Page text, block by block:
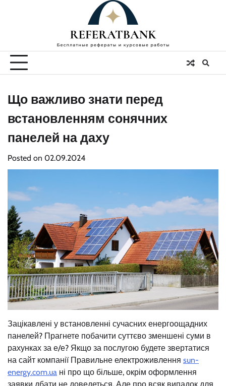
Що важливо знати перед
встановленням сонячних
панелей на даху
Posted on 02.09.2024
Зацікавлені у встановленні сучасних енергоощадних
панелей? Прагнете побачити суттєво зменшені суми в
рахунках за е/е? Якщо за послугою будете звертатися
на сайт компанії Правильне електроживлення sun-
energy.com.ua ні про що більше, окрім оформлення